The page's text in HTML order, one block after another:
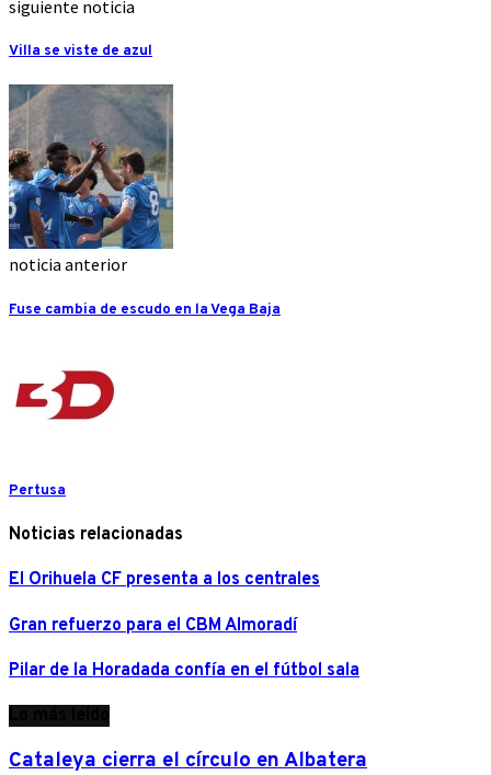
siguiente noticia
Villa se viste de azul
noticia anterior
Fuse cambia de escudo en la Vega Baja
Pertusa
Noticias relacionadas
El Orihuela CF presenta a los centrales
Gran refuerzo para el CBM Almoradí
Pilar de la Horadada confía en el fútbol sala
Cataleya cierra el círculo en Albatera